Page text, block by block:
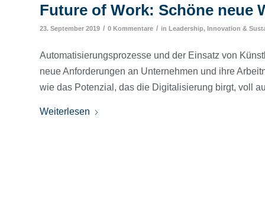
Future of Work: Schöne neue
23. September 2019 / 0 Kommentare / in Leadership, Innovation &
Automatisierungsprozesse und der Einsatz von
neue Anforderungen an Unternehmen und ihre
wie das Potenzial, das die Digitalisierung birgt, voll
Weiterlesen